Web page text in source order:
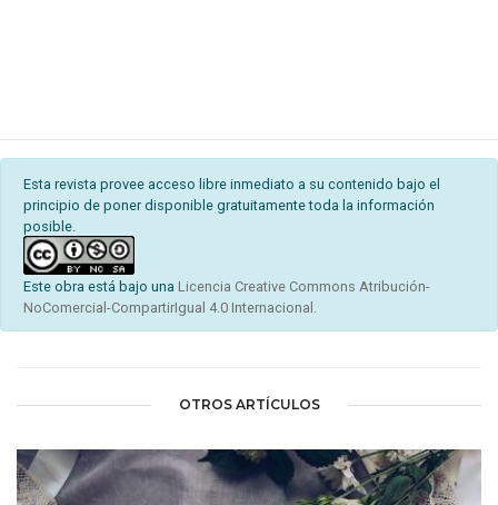
Esta revista provee acceso libre inmediato a su contenido bajo el
principio de poner disponible gratuitamente toda la información
posible.
Este obra está bajo una Licencia Creative Commons Atribución-
NoComercial-CompartirIgual 4.0 Internacional.
OTROS ARTÍCULOS